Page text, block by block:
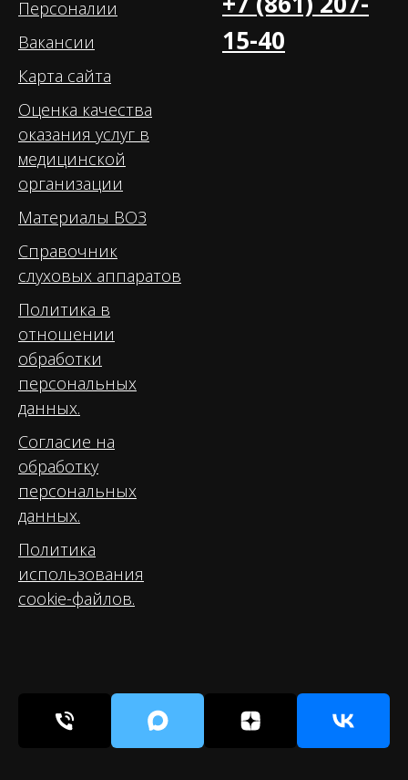
Персоналии
Вакансии
Карта сайта
Оценка качества
оказания услуг в
медицинской
организации
Материалы ВОЗ
Справочник
слуховых аппаратов
Политика в
отношении
обработки
персональных
данных.
Согласие на
обработку
персональных
данных.
Политика
использования
cookie-файлов.
15-40